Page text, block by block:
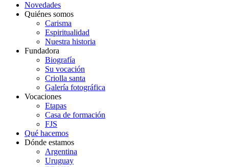
Novedades
Quiénes somos
Carisma
Espiritualidad
Nuestra historia
Fundadora
Biografía
Su vocación
Criolla santa
Galería fotográfica
Vocaciones
Etapas
Casa de formación
FJS
Qué hacemos
Dónde estamos
Argentina
Uruguay